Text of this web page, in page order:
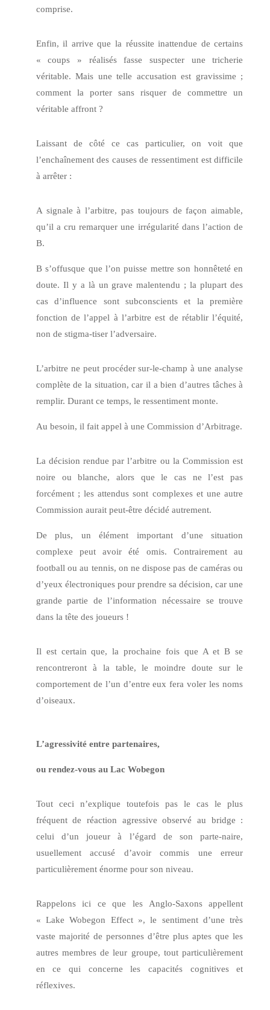
comprise.
Enfin, il arrive que la réussite inattendue de certains
« coups » réalisés fasse suspecter une tricherie
véritable. Mais une telle accusation est gravissime ;
comment la porter sans risquer de commettre un
véritable affront ?
Laissant de côté ce cas particulier, on voit que
l’enchaînement des causes de ressentiment est difficile
à arrêter :
A signale à l’arbitre, pas toujours de façon aimable,
qu’il a cru remarquer une irrégularité dans l’action de
B.
B s’offusque que l’on puisse mettre son honnêteté en
doute. Il y a là un grave malentendu ; la plupart des
cas d’influence sont subconscients et la première
fonction de l’appel à l’arbitre est de rétablir l’équité,
non de stigma-tiser l’adversaire.
L’arbitre ne peut procéder sur-le-champ à une analyse
complète de la situation, car il a bien d’autres tâches à
remplir. Durant ce temps, le ressentiment monte.
Au besoin, il fait appel à une Commission d’Arbitrage.
La décision rendue par l’arbitre ou la Commission est
noire ou blanche, alors que le cas ne l’est pas
forcément ; les attendus sont complexes et une autre
Commission aurait peut-être décidé autrement.
De plus, un élément important d’une situation
complexe peut avoir été omis. Contrairement au
football ou au tennis, on ne dispose pas de caméras ou
d’yeux électroniques pour prendre sa décision, car une
grande partie de l’information nécessaire se trouve
dans la tête des joueurs !
Il est certain que, la prochaine fois que A et B se
rencontreront à la table, le moindre doute sur le
comportement de l’un d’entre eux fera voler les noms
d’oiseaux.
L’agressivité entre partenaires,
ou rendez-vous au Lac Wobegon
Tout ceci n’explique toutefois pas le cas le plus
fréquent de réaction agressive observé au bridge :
celui d’un joueur à l’égard de son parte-naire,
usuellement accusé d’avoir commis une erreur
particulièrement énorme pour son niveau.
Rappelons ici ce que les Anglo-Saxons appellent
« Lake Wobegon Effect », le sentiment d’une très
vaste majorité de personnes d’être plus aptes que les
autres membres de leur groupe, tout particulièrement
en ce qui concerne les capacités cognitives et
réflexives.